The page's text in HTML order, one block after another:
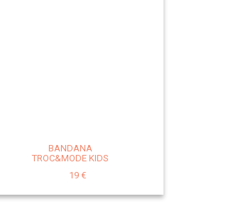
BANDANA
TROC&MODE KIDS
19 €